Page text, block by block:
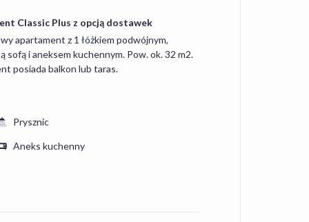
Classic Plus z opcją dostawek
apartament z 1 łóżkiem podwójnym,
sofą i aneksem kuchennym. Pow. ok. 32 m2.
posiada balkon lub taras.
Prysznic
Aneks kuchenny